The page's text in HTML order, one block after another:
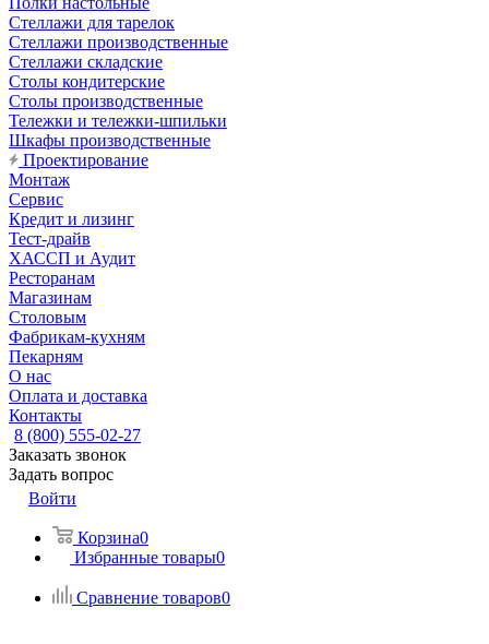
Стеллажи для тарелок
Стеллажи производственные
Стеллажи складские
Столы кондитерские
Столы производственные
Тележки и тележки-шпильки
Шкафы производственные
Проектирование
Монтаж
Сервис
Кредит и лизинг
Тест-драйв
ХАССП и Аудит
Ресторанам
Магазинам
Столовым
Фабрикам-кухням
Пекарням
О нас
Оплата и доставка
Контакты
8 (800) 555-02-27
Заказать звонок
Задать вопрос
Войти
Корзина0
Избранные товары0
Сравнение товаров0